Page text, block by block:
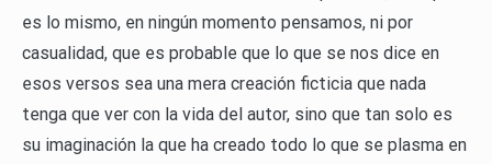
es lo mismo, en ningún momento pensamos, ni por
casualidad, que es probable que lo que se nos dice en
esos versos sea una mera creación ficticia que nada
tenga que ver con la vida del autor, sino que tan solo es
su imaginación la que ha creado todo lo que se plasma en